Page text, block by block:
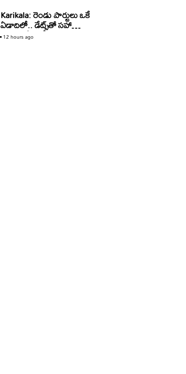
Karikala: రెండు పార్టులు ఒకే
ఏడాదిలో.. డేట్స్‌తో సహా
అనౌన్స్‌ చేసిన హీరో
12 hours ago